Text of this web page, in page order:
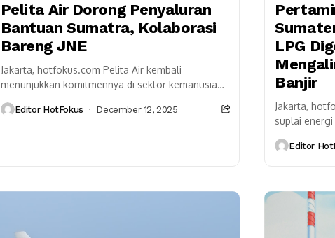
Pelita Air Dorong Penyaluran
Bantuan Sumatra, Kolaborasi
Bareng JNE
Jakarta, hotfokus.com Pelita Air kembali
menunjukkan komitmennya di sektor kemanusiaan
memberi fasilitas pengiriman bantuan gratis ke...
Editor HotFokus December 12, 2025
LPG
Banjir
Jakarta,
suplai
danEditor